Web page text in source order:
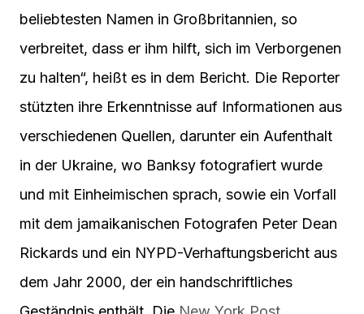
beliebtesten Namen in Großbritannien, so
verbreitet, dass er ihm hilft, sich im Verborgenen
zu halten“, heißt es in dem Bericht. Die Reporter
stützten ihre Erkenntnisse auf Informationen aus
verschiedenen Quellen, darunter ein Aufenthalt
in der Ukraine, wo Banksy fotografiert wurde
und mit Einheimischen sprach, sowie ein Vorfall
mit dem jamaikanischen Fotografen Peter Dean
Rickards und ein NYPD-Verhaftungsbericht aus
dem Jahr 2000, der ein handschriftliches